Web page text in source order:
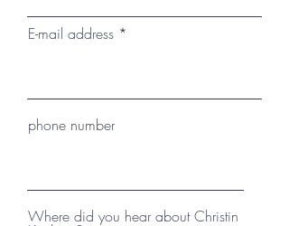
E-mail address
phone number
Where did you hear about Christin